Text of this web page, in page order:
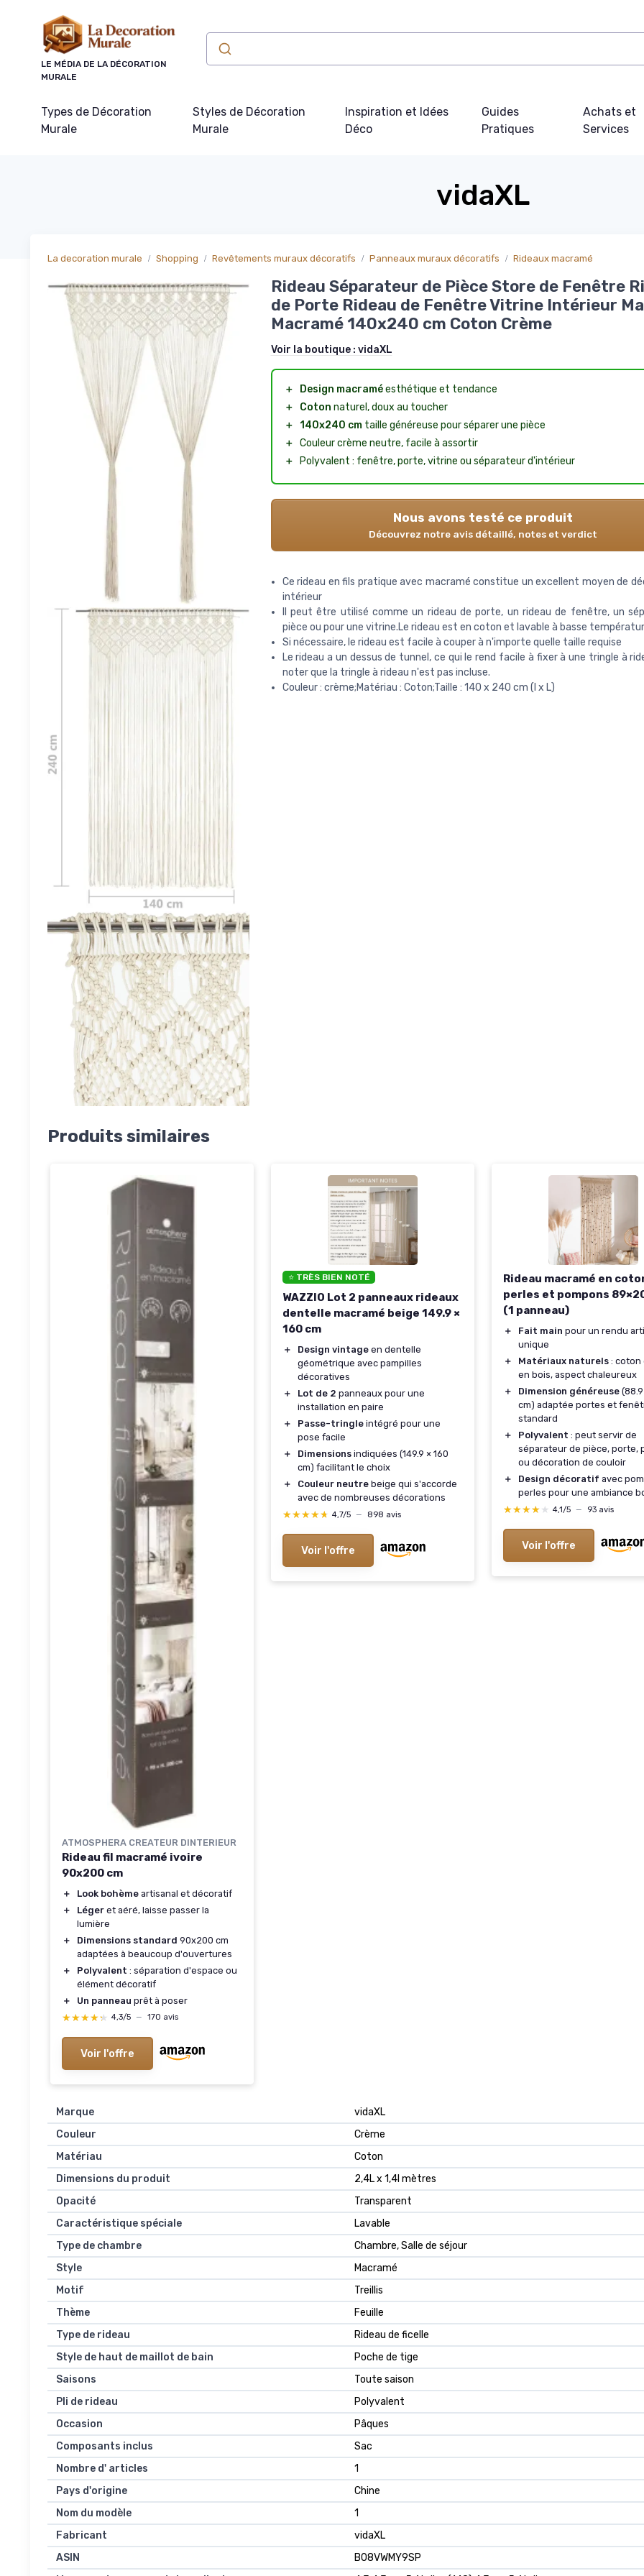
LE MÉDIA DE LA DÉCORATION
MURALE
Types de Décoration
Murale
Styles de Décoration
Murale
Inspiration et Idées
Déco
Guides
Pratiques
Achats et
Services
vidaXL
La decoration murale Shopping Revêtements muraux décoratifs Panneaux muraux décoratifs Rideaux macramé
Rideau Séparateur de Pièce Store de Fenêtre
de Porte Rideau de Fenêtre Vitrine Intérieur
Macramé 140x240 cm Coton Crème
Voir la boutique : vidaXL
＋ Design macraméesthétique et tendance
＋
Coton naturel, doux au toucher
＋ 140x240 cmtaille généreuse pour séparer une pièce
＋ Couleur crème neutre, facile à assortir
＋
Polyvalent : fenêtre, porte, vitrine ou séparateur d'intérieur
Nous avons testé ce produit
Découvrez notre avis détaillé, notes et verdict
Ce rideau en fils pratique avec macramé constitue un excellent moyen de
intérieur
Il peut être utilisé comme un rideau de porte, un rideau de fenêtre, un
pièce ou pour une vitrine.Le rideau est en coton et lavable à basse
Si nécessaire, le rideau est facile à couper à n'importe quelle taille requise
Le rideau a un dessus de tunnel, ce qui le rend facile à fixer à une tringle à
noter que la tringle à rideau n'est pas incluse.
Couleur : crème;Matériau : Coton;Taille : 140 x 240 cm (l x L)
Produits similaires
ATMOSPHERA CREATEUR DINTERIEUR
Rideau fil macramé ivoire
90x200 cm
＋ Look bohème artisanal et décoratif
＋
Léger et aéré, laisse passer la
lumière
＋
Dimensions standard 90x200 cm
adaptées à beaucoup d'ouvertures
＋
Polyvalent : séparation d'espace ou
élément décoratif
＋
Un panneau prêt à poser
★★★★★
★★★★★ 4,3/5 — 170 avis
Voir l'offre
⭐ TRÈS BIEN NOTÉ
WAZZIO Lot 2 panneaux rideaux
dentelle macramé beige 149.9 ×
160 cm
＋ Design vintage en dentelle
géométrique avec pampilles
décoratives
＋
Lot de 2 panneaux pour une
installation en paire
＋
Passe-tringle intégré pour une
pose facile
＋
Dimensions indiquées (149.9 × 160
cm) facilitant le choix
＋
Couleur neutre beige qui s'accorde
avec de nombreuses décorations
★★★★★
★★★★★ 4,7/5 — 898 avis
Voir l'offre
Rideau macramé en
perles et pompons
(1 panneau)
＋ Fait main pour un rendu
unique
＋
Matériaux naturels : coton
en bois, aspect chaleureux
＋
Dimension généreuse
cm) adaptée portes et
standard
＋
Polyvalent : peut servir de
séparateur de pièce, porte,
ou décoration de couloir
＋
Design décoratif avec
perles pour une ambiance
★★★★★
★★★★★ 4,1/5 — 93 avis
Voir l'offre
Marque
vidaXL
Couleur
Crème
Matériau
Coton
Dimensions du produit
2,4L x 1,4l mètres
Opacité
Transparent
Caractéristique spéciale
Lavable
Type de chambre
Chambre, Salle de séjour
Style
Macramé
Motif
Treillis
Thème
Feuille
Type de rideau
Rideau de ficelle
Style de haut de maillot de bain
Poche de tige
Saisons
Toute saison
Pli de rideau
Polyvalent
Occasion
Pâques
Composants inclus
Sac
Nombre d' articles
1
Pays d'origine
Chine
Nom du modèle
1
Fabricant
vidaXL
ASIN
B08VWMY9SP